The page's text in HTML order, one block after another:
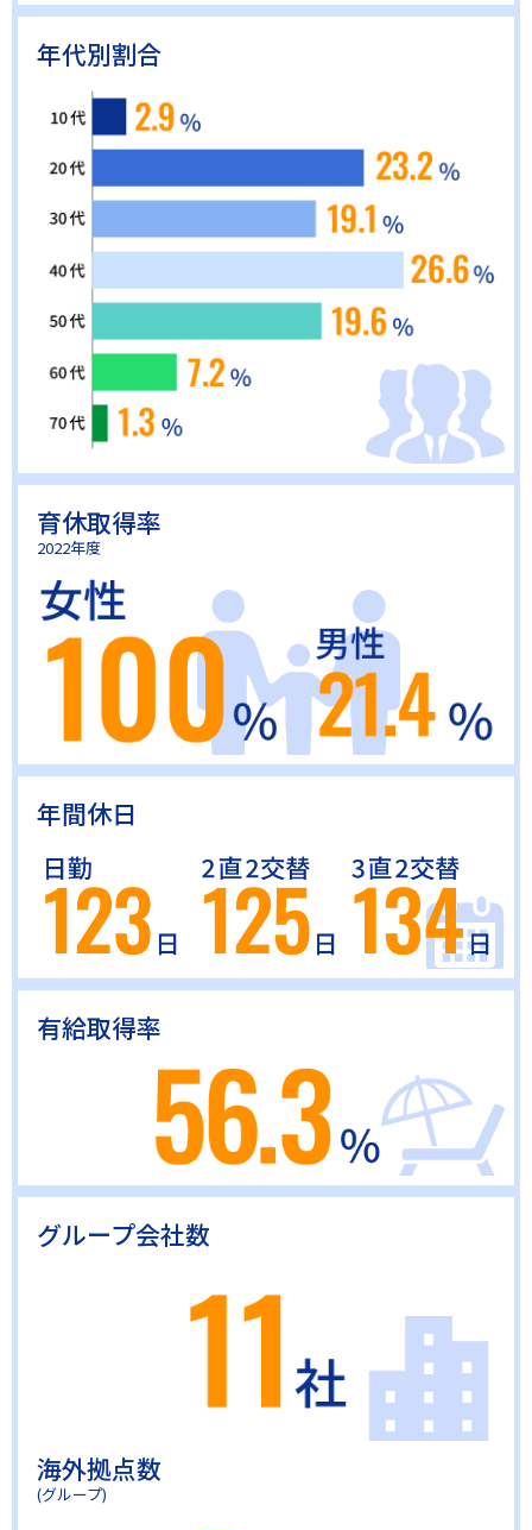
年代別割合
育休取得率
2022年度
年間休日
有給取得率
グループ会社数
海外拠点数
(グループ)